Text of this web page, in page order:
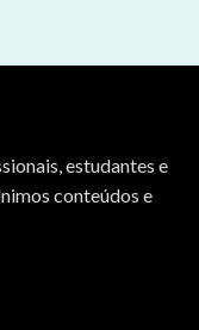
estudantes e
conteúdos e